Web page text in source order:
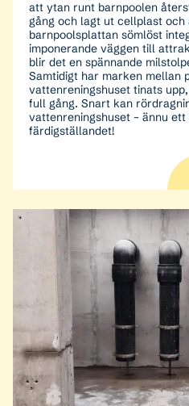
att ytan runt barnpoolen
gång och lagt ut cellplast
barnpoolsplattan sömlöst
imponerande väggen till
blir det en spännande
Samtidigt har marken mellan
vattenreningshuset tinats
full gång. Snart kan
vattenreningshuset – ännu
färdigställandet!